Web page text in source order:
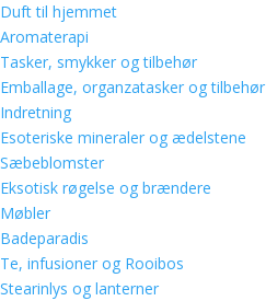
Duft til hjemmet
Aromaterapi
Tasker, smykker og tilbehør
Emballage, organzatasker og tilbehør
Indretning
Esoteriske mineraler og ædelstene
Sæbeblomster
Eksotisk røgelse og brændere
Møbler
Badeparadis
Te, infusioner og Rooibos
Stearinlys og lanterner